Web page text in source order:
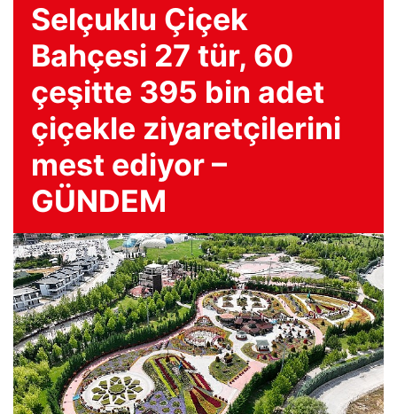
Selçuklu Çiçek
Bahçesi 27 tür, 60
çeşitte 395 bin adet
çiçekle ziyaretçilerini
mest ediyor –
GÜNDEM